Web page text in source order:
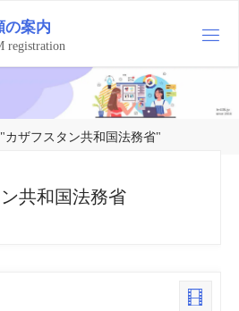
の案内
registration
カザフスタン共和国法務省"
共和国法務省